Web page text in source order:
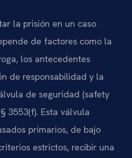
la prisión en un caso
de factores como la
los antecedentes
de responsabilidad y la
de seguridad (safety
3553(f). Esta válvula
primarios, de bajo
estrictos, recibir una